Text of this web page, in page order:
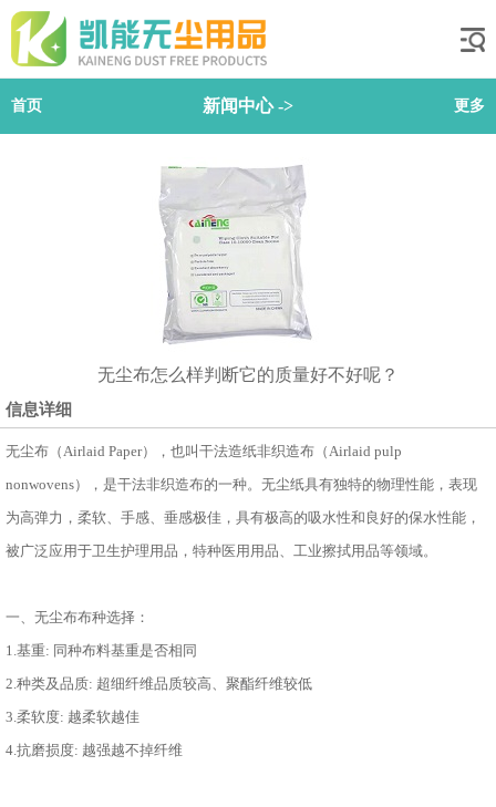
首页 新闻中心-> 更多
无尘布怎么样判断它的质量好不好呢？
信息详细
无尘布 （Airlaid Paper），也叫干法造纸非织造布（Airlaid pulp
nonwovens），是干法非织造布的一种。无尘纸具有独特的物理性能，表现
为高弹力，柔软、手感、垂感极佳，具有极高的吸水性和良好的保水性能，
被广泛应用于卫生护理用品，特种医用用品、工业擦拭用品等领域。
一、无尘布布种选择：
1.基重: 同种布料基重是否相同
2.种类及品质: 超细纤维品质较高、聚酯纤维较低
3.柔软度: 越柔软越佳
4.抗磨损度: 越强越不掉纤维